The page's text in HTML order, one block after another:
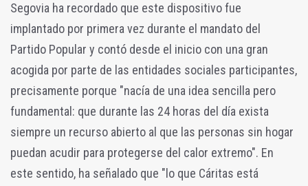
Segovia ha recordado que este dispositivo fue
implantado por primera vez durante el mandato del
Partido Popular y contó desde el inicio con una gran
acogida por parte de las entidades sociales participantes,
precisamente porque "nacía de una idea sencilla pero
fundamental: que durante las 24 horas del día exista
siempre un recurso abierto al que las personas sin hogar
puedan acudir para protegerse del calor extremo". En
este sentido, ha señalado que "lo que Cáritas está